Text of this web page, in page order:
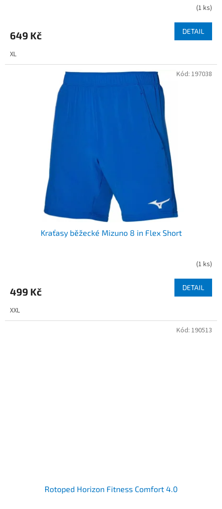
(1 ks)
649 Kč DETAIL
XL
Kraťasy běžecké Mizuno 8 in Flex Short
(1 ks)
499 Kč DETAIL
XXL
Kód: 197038
Rotoped Horizon Fitness Comfort 4.0
Kód: 190513